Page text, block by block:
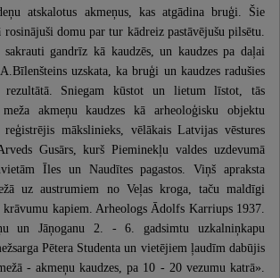
atskalotus akmeņus, kas atgādina bruģi. Šie
domu par tur kādreiz pastāvējušu pilsētu.
gandrīz kā kaudzēs, un kaudzes pa daļai
uzskata, ka bruģi un kaudzes radušies
rezultātā. Sniegam kūstot un lietum līstot, tās
meža akmeņu kaudzes kā arheoloģisku objektu
mākslinieks, vēlākais Latvijas vēstures
Gusārs, kurš Pieminekļu valdes uzdevumā
Īles un Naudītes pagastos. Viņš apraksta
uz austrumiem no Veļas kroga, taču maldīgi
krāvumu kapiem. Arheologs Ādolfs Karriups 1937.
un Jāņoganu 2. - 6. gadsimtu uzkalniņkapu
Pētera Studenta un vietējiem ļaudīm dabūjis
- akmeņu kaudzes, pa 10 - 20 vezumu katrā».